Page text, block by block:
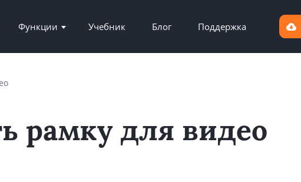
Функции Учебник Блог Поддержка
рамку для видео